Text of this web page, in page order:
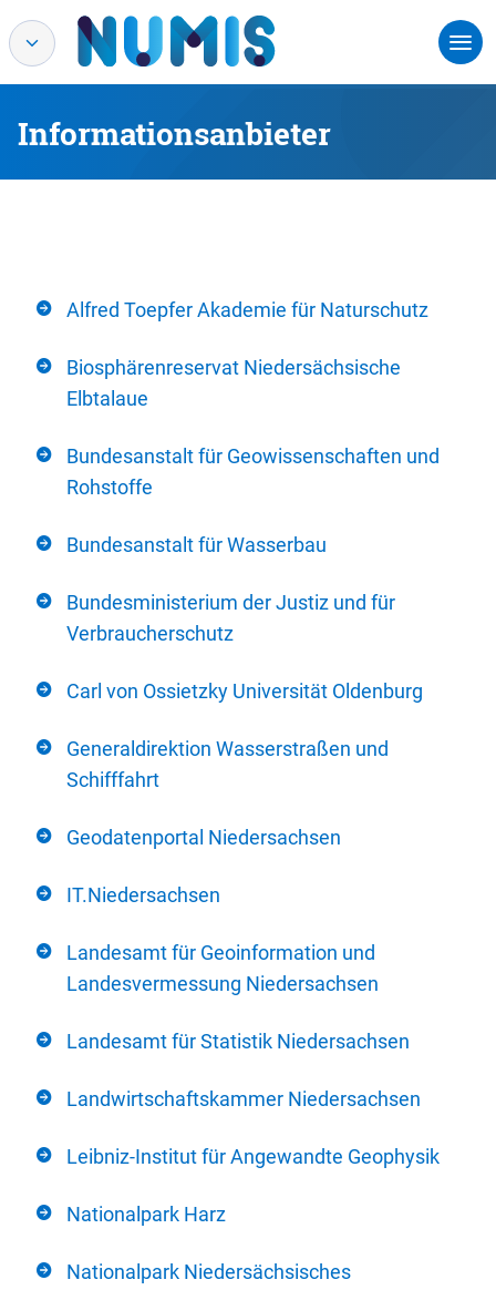
Informationsanbieter
Alfred Toepfer Akademie für Naturschutz
Biosphärenreservat Niedersächsische
Elbtalaue
Bundesanstalt für Geowissenschaften und
Rohstoffe
Bundesanstalt für Wasserbau
Bundesministerium der Justiz und für
Verbraucherschutz
Carl von Ossietzky Universität Oldenburg
Generaldirektion Wasserstraßen und
Schifffahrt
Geodatenportal Niedersachsen
IT.Niedersachsen
Landesamt für Geoinformation und
Landesvermessung Niedersachsen
Landesamt für Statistik Niedersachsen
Landwirtschaftskammer Niedersachsen
Leibniz-Institut für Angewandte Geophysik
Nationalpark Harz
Nationalpark Niedersächsisches